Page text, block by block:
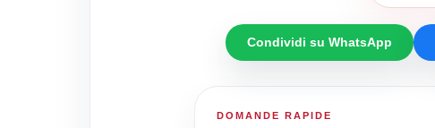
Condividi su WhatsApp
DOMANDE RAPIDE